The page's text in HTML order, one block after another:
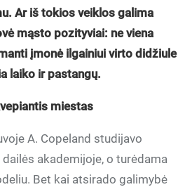
Ar iš tokios veiklos galima
mąsto pozityviai: ne viena
įmonė ilgainiui virto didžiule
laiko ir pastangų.
miestas
A. Copeland studijavo
akademijoje, o turėdama
Bet kai atsirado galimybė